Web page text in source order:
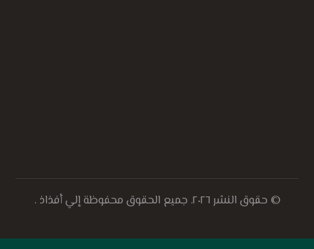
© حقوق النشر ٢٠٢٦. جميع الحقوق محفوظة إلي أفذاذ .